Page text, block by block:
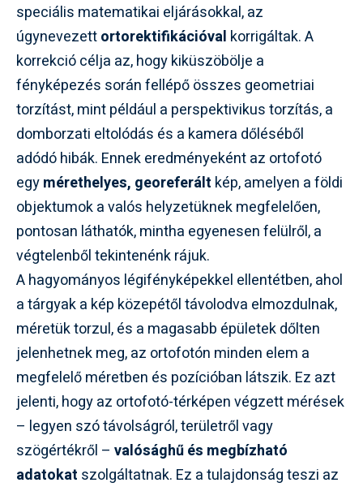
speciális matematikai eljárásokkal, az
úgynevezettortorektifikációval korrigáltak. A
korrekció célja az, hogy kiküszöbölje a
fényképezés során fellépő összes geometriai
torzítást, mint például a perspektivikus torzítás, a
domborzati eltolódás és a kamera dőléséből
adódó hibák. Ennek eredményeként az ortofotó
egymérethelyes, georeferált kép, amelyen a földi
objektumok a valós helyzetüknek megfelelően,
pontosan láthatók, mintha egyenesen felülről, a
végtelenből tekintenénk rájuk.
A hagyományos légifényképekkel ellentétben, ahol
a tárgyak a kép közepétől távolodva elmozdulnak,
méretük torzul, és a magasabb épületek dőlten
jelenhetnek meg, az ortofotón minden elem a
megfelelő méretben és pozícióban látszik. Ez azt
jelenti, hogy az ortofotó-térképen végzett mérések
– legyen szó távolságról, területről vagy
szögértékről – valósághű és megbízható
adatokat szolgáltatnak. Ez a tulajdonság teszi az